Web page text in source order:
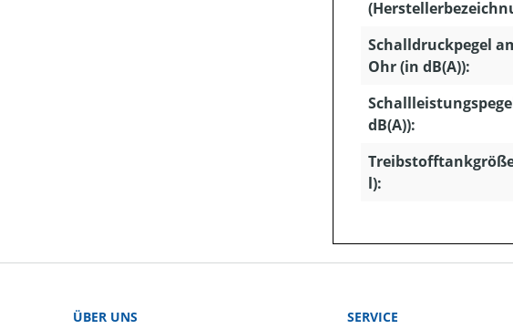
Schalldruckpegel
Ohr (in dB(A)):
dB(A)):
l):
ÜBER UNS
SERVICE